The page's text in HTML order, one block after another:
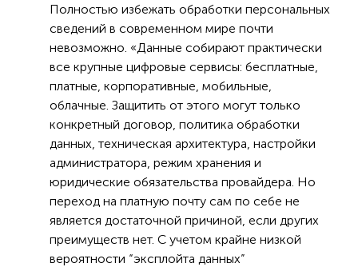
Полностью избежать обработки персональных
сведений в современном мире почти
невозможно. «Данные собирают практически
все крупные цифровые сервисы: бесплатные,
платные, корпоративные, мобильные,
облачные. Защитить от этого могут только
конкретный договор, политика обработки
данных, техническая архитектура, настройки
администратора, режим хранения и
юридические обязательства провайдера. Но
переход на платную почту сам по себе не
является достаточной причиной, если других
преимуществ нет. С учетом крайне низкой
вероятности “эксплойта данных”